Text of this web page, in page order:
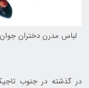
لباس مدرن دختران
در گذشته در جنوب